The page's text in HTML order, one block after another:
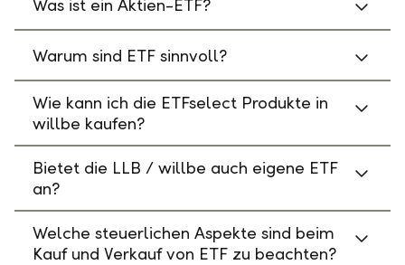
Was ist ein Aktien-ETF?
Warum sind ETF sinnvoll?
Wie kann ich die ETFselect Produkte in
willbe kaufen?
Bietet die LLB / willbe auch eigene ETF
an?
Welche steuerlichen Aspekte sind beim
Kauf und Verkauf von ETF zu beachten?